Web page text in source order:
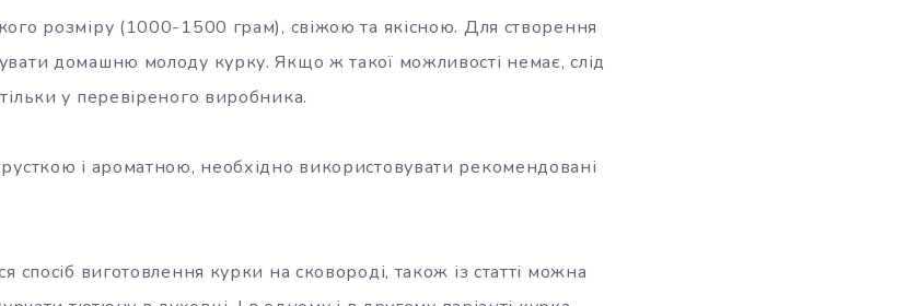
розміру (1000-1500 грам), свіжою та якісною. Для створення
домашню молоду курку. Якщо ж такої можливості немає, слід
у перевіреного виробника.
і ароматною, необхідно використовувати рекомендовані
спосіб виготовлення курки на сковороді, також із статті можна